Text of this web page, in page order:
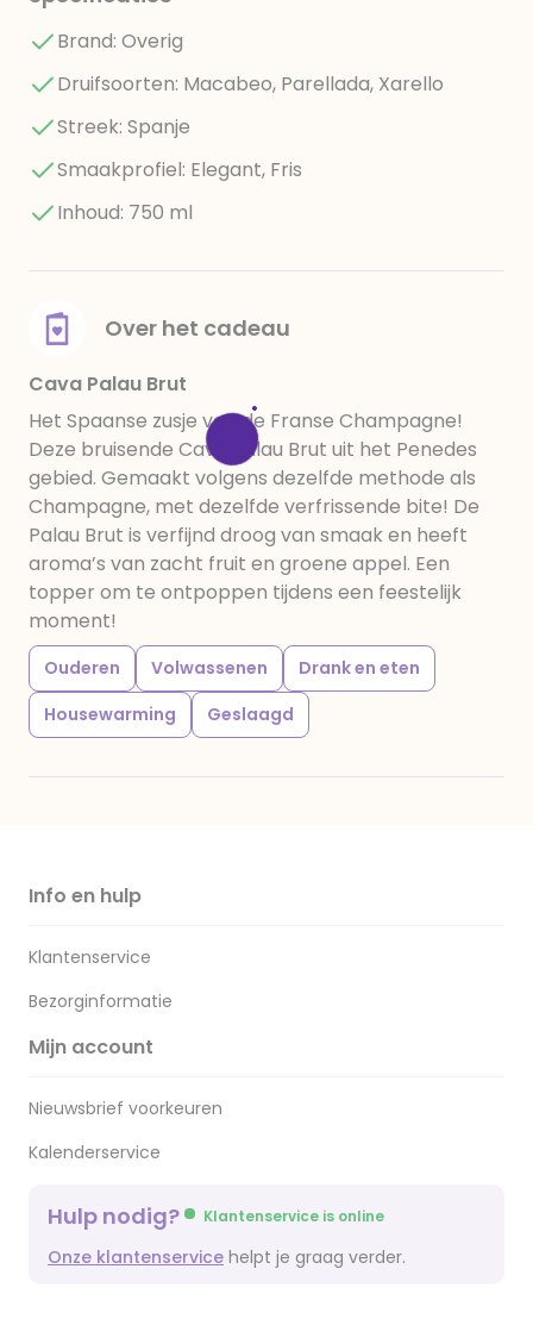
Brand: Overig
Druifsoorten: Macabeo, Parellada, Xarello
Streek: Spanje
Smaakprofiel: Elegant, Fris
Inhoud: 750 ml
Over het cadeau
Cava Palau Brut
Het Spaanse zusje van de Franse Champagne!
Deze bruisende Cava Palau Brut uit het Penedes
gebied. Gemaakt volgens dezelfde methode als
Champagne, met dezelfde verfrissende bite! De
Palau Brut is verfijnd droog van smaak en heeft
aroma’s van zacht fruit en groene appel. Een
topper om te ontpoppen tijdens een feestelijk
moment!
Ouderen Volwassenen
Drank en eten
Housewarming
Geslaagd
Info en hulp
Klantenservice
Bezorginformatie
Mijn account
Nieuwsbrief voorkeuren
Kalenderservice
Hulp nodig? Klantenservice is online
Onze klantenservice helpt je graag verder.